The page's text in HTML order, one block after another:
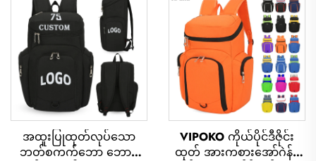
အထူးပြုထုတ်လုပ်သော
ဘတ်စကက်ဘော ဘောဂ်
VIPOKO ကိုယ်ပိုင်ဒီဇိုင်း
ထုတ် အားကစားအော်ဂဲန်နို